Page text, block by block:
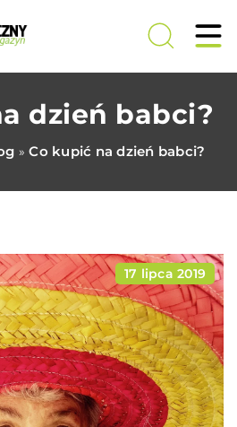
dzień babci?
»Co kupić na dzień babci?
17 lipca 2019